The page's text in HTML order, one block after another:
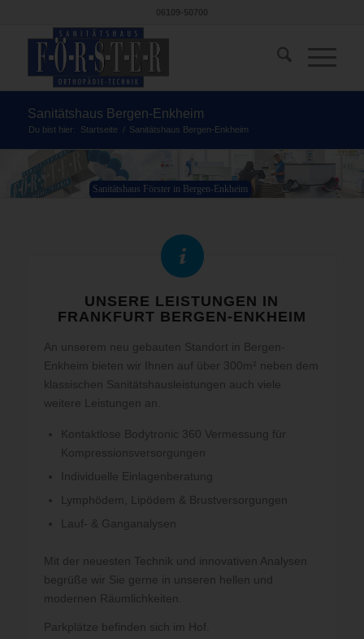
Sanitätshaus Bergen-Enkheim
Du bist hier: Startseite / Sanitätshaus Bergen-Enkheim
Sanitätshaus Förster in Bergen-Enkheim
UNSERE LEISTUNGEN IN
FRANKFURT BERGEN-ENKHEIM
An unserem neu gebauten Standort in Bergen-
Enkheim bieten wir Ihnen auf über 300m² neben dem
klassischen Sanitätshausleistungen auch viele
weitere Leistungen an.
Kontaktlose Bodytronic 360 Vermessung für
Kompressionsversorgungen
Individuelle Einlagenberatung
Lymphödem, Lipödem & Brustversorgungen
Lauf- & Ganganalysen
Mit der neuesten Technik und innovativen Analysen
begrüße wir Sie gerne in unseren hellen und
modernen Räumlichkeiten.
Parkplätze befinden sich im Hof.